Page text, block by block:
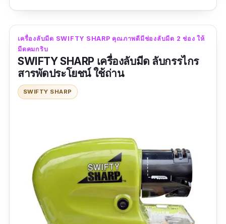
อย่างมั่นคง ถือว่าเป็นเครื่องลับมีดที่มีคุณภาพจริง
ๆ ค่ะ
รีวิวจากผู้ใช้จริง :
“ลองแล้วรูด 2 ทีคมกริบเลย อาจจะดูแพงกว่าของ
ทั่วไป แต่คมจริง ดีจริง”
เครื่องลับมีด SWIFTY SHARP คุณภาพดีมีช่องลับมีด 2 ช่อง ให้
มีดคมกริบ
SWIFTY SHARP เครื่องลับมีด ลับกรรไกร
สารพัดประโยชน์ ใช้ถ่าน
SWIFTY SHARP